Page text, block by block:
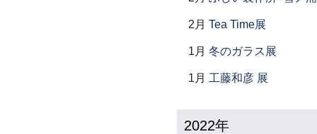
2月 Tea Time展
1月 冬のガラス展
1月 工藤和彦 展
2022年